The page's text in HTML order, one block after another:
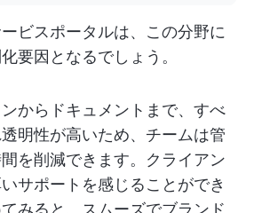
ビスポータルは、この分野に
要因となるでしょう。
からドキュメントまで、すべ
明性が高いため、チームは管
を削減できます。クライアン
サポートを感じることができ
みると、スムーズでブランド